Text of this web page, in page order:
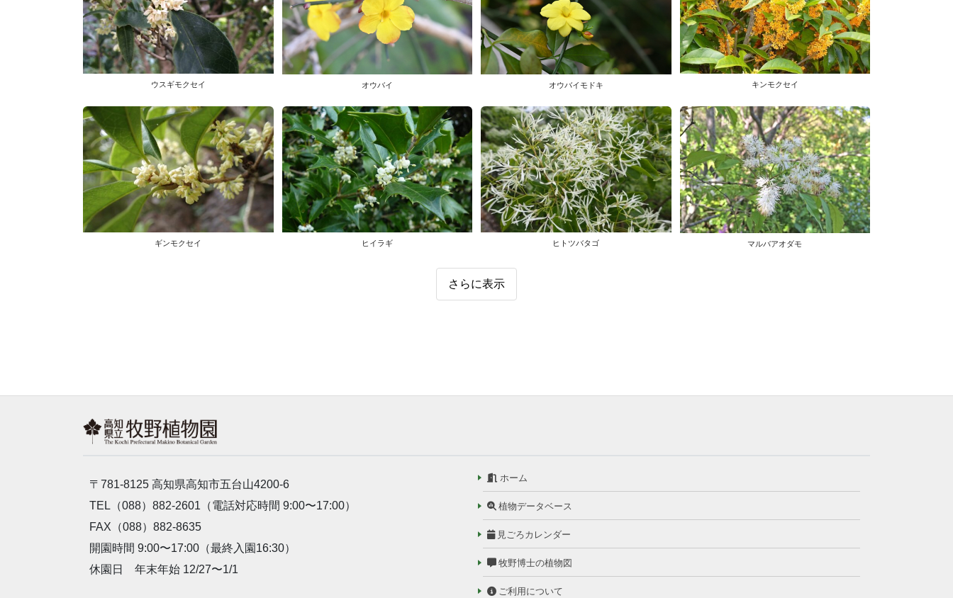
ウスギモクセイ オウバイ オウバイモドキ キンモクセイ
ギンモクセイ ヒイラギ ヒトツバタゴ マルバアオダモ
さらに表示
〒781-8125 高知県高知市五台山4200-6
TEL（088）882-2601（電話対応時間 9:00〜17:00）
FAX（088）882-8635
開園時間 9:00〜17:00（最終入園16:30）
休園日 年末年始 12/27〜1/1
ホーム
植物データベース
見ごろカレンダー
牧野博士の植物図
ご利用について